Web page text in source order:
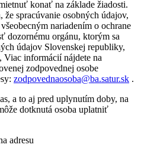
konať na základe žiadosti.
spracúvanie osobných údajov,
nariadením o ochrane
dozornému orgánu, ktorým sa
údajov Slovenskej republiky,
informácií nájdete na
zodpovednej osobe
zodpovednaosoba@ba.satur.sk .
a to aj pred uplynutím doby, na
dotknutá osoba uplatniť
adresu